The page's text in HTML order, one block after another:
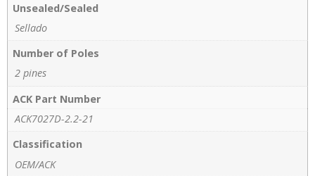
Unsealed/Sealed
Sellado
Number of Poles
2 pines
ACK Part Number
ACK7027D-2.2-21
Classification
OEM/ACK